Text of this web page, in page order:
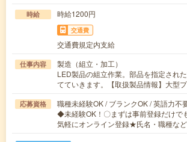
時給 時給1200円
交通費
交通費規定内支給
仕事内容
製造（組立・加工）
LED製品の組立作業。部品を指定され
てていきます。【取扱製品情報】大型
応募資格
職種未経験OK / ブランクOK / 英語力不
◆未経験OK！〇まずは事前登録だけで
気軽にオンライン登録★氏名・職種な